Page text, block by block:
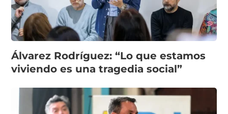
Álvarez Rodríguez: “Lo que estamos
viviendo es una tragedia social”